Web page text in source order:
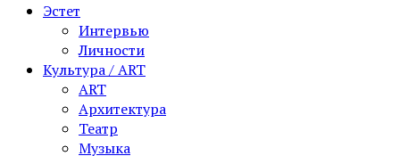
Эстет
Интервью
Личности
Культура / ART
ART
Архитектура
Театр
Музыка